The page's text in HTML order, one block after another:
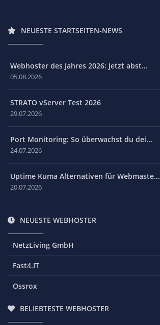
NEUESTE STARTSEITEN-NEWS
Webhoster des Jahres 2026: Jetzt abst...
05.08.2026
STRATO vServer Test 2026
29.07.2026
Port Monitoring: So überwachst du dei...
24.07.2026
Uptime Kuma Alternativen für Webmaste...
20.07.2026
NEUESTE WEBHOSTER
NetzLiving GmbH
Fast4.IT
Ossrox
BELIEBTESTE WEBHOSTER